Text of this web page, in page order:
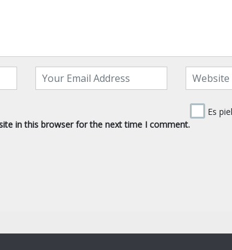
in this browser for the next time I comment.
Es